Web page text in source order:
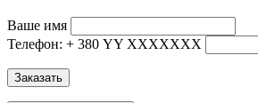
Ваше имя
Телефон: + 380 YY ХХХХХХХ
Заказать